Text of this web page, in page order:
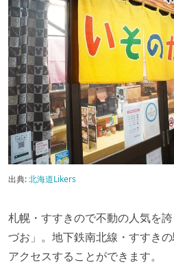
出典:北海道Likers
札幌・すすきので不動の人気を
づお」。地下鉄南北線・すすき
アクセスすることができます。